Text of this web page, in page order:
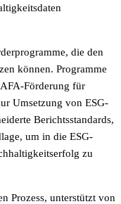
die den
können. Programme
Förderung für
Umsetzung von ESG-
Berichtsstandards,
um in die ESG-
zu
Prozess, unterstützt von